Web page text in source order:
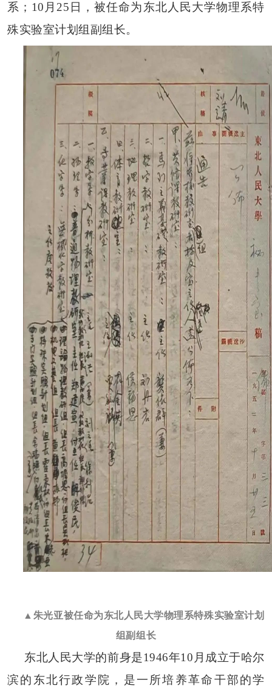
系；10月25日，被任命为东北人民大学物理系特
殊实验室计划组副组长。
▲朱光亚被任命为东北人民大学物理系特殊实验室计划
组副组长
东北人民大学的前身是1946年10月成立于哈尔
滨的东北行政学院，是一所培养革命干部的学